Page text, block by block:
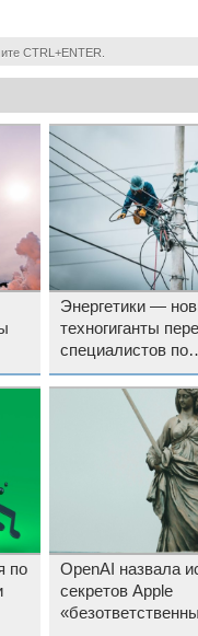
CTRL+ENTER.
Энергетики —
техногиганты
специалистов по
«накормить» ИИ
по
OpenAI назвала
секретов Apple